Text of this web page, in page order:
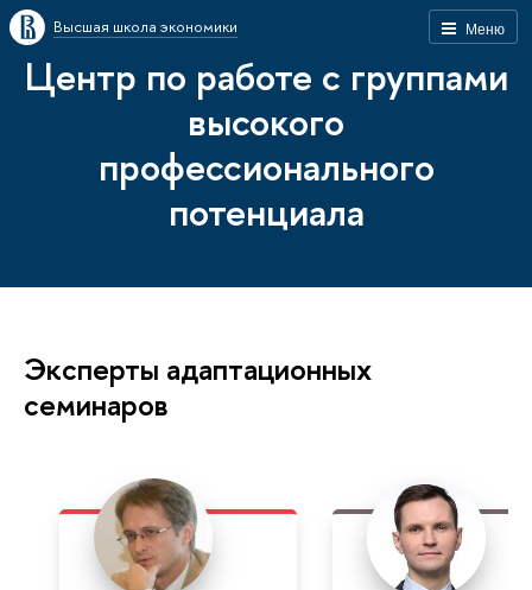
Меню
Высшая школа экономики
Центр по работе с группами
высокого
профессионального
потенциала
Эксперты адаптационных
семинаров